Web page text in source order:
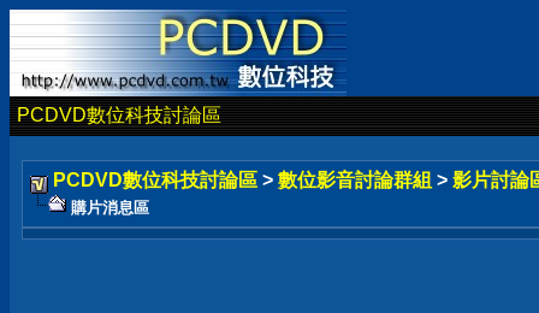
PCDVD數位科技討論區
PCDVD數位科技討論區 > 數位影音討論群組 > 影片討論
購片消息區